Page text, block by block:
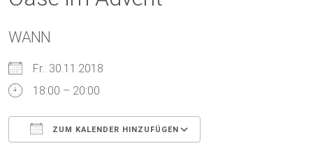
WANN
Fr.. 30.11.2018
18:00 – 20:00
ZUM KALENDER HINZUFÜGEN